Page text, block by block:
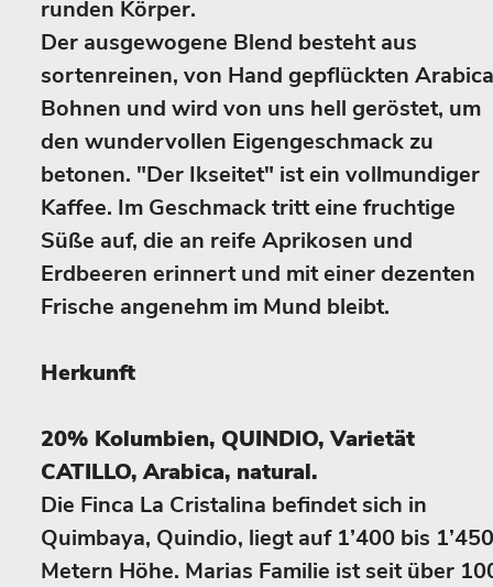
runden Körper.
Der ausgewogene Blend besteht aus
sortenreinen, von Hand gepflückten Arabica
Bohnen und wird von uns hell geröstet, um
den wundervollen Eigengeschmack zu
betonen. "Der Ikseitet" ist ein vollmundiger
Kaffee. Im Geschmack tritt eine fruchtige
Süße auf, die an reife Aprikosen und
Erdbeeren erinnert und mit einer dezenten
Frische angenehm im Mund bleibt.
Herkunft
20% Kolumbien, QUINDIO, Varietät
CATILLO, Arabica, natural.
Die Finca La Cristalina befindet sich in
Quimbaya, Quindio, liegt auf 1’400 bis 1’450
Metern Höhe. Marias Familie ist seit über